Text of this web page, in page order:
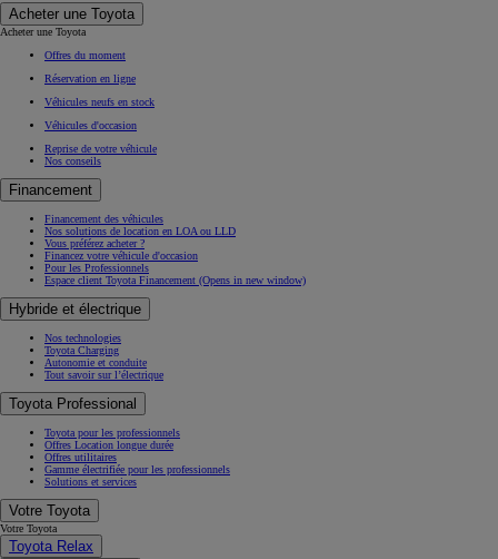
Acheter une Toyota
Acheter une Toyota
Offres du moment
Réservation en ligne
Véhicules neufs en stock
Véhicules d'occasion
Reprise de votre véhicule
Nos conseils
Financement
Financement des véhicules
Nos solutions de location en LOA ou LLD
Vous préférez acheter ?
Financez votre véhicule d'occasion
Pour les Professionnels
Espace client Toyota Financement (Opens in new window)
Hybride et électrique
Nos technologies
Toyota Charging
Autonomie et conduite
Tout savoir sur l’électrique
Toyota Professional
Toyota pour les professionnels
Offres Location longue durée
Offres utilitaires
Gamme électrifiée pour les professionnels
Solutions et services
Votre Toyota
Votre Toyota
Toyota Relax